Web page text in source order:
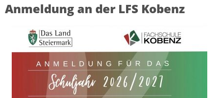
Anmeldung an der LFS Kobenz